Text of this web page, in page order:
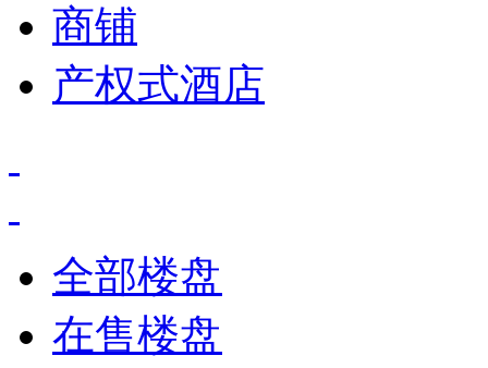
商铺
产权式酒店
全部楼盘
在售楼盘